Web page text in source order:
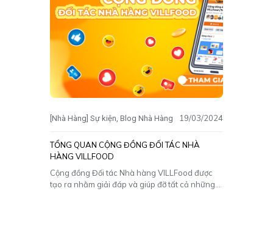
[Nhà Hàng] Sự kiện Blog Nhà Hàng 19/03/2024
TỔNG QUAN CỘNG ĐỒNG ĐỐI TÁC NHÀ
HÀNG VILLFOOD
Cộng đồng Đối tác Nhà hàng VILLFood được
tạo ra nhằm giải đáp và giúp đỡ tất cả những